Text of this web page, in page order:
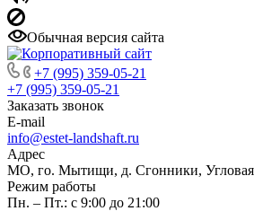
Обычная версия сайта
+7 (995) 359-05-21
+7 (995) 359-05-21
Заказать звонок
E-mail
info@estet-landshaft.ru
Адрес
МО, го. Мытищи, д. Сгонники, Угловая
Режим работы
Пн. – Пт.: с 9:00 до 21:00